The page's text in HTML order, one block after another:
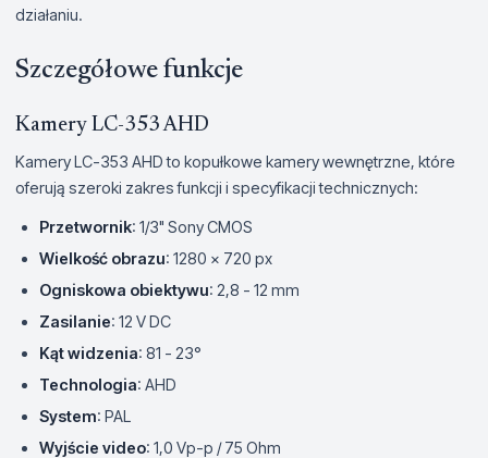
działaniu.
Szczegółowe funkcje
Kamery LC-353 AHD
Kamery LC-353 AHD to kopułkowe kamery wewnętrzne, które
oferują szeroki zakres funkcji i specyfikacji technicznych:
Przetwornik: 1/3" Sony CMOS
Wielkość obrazu: 1280 x 720 px
Ogniskowa obiektywu: 2,8 - 12 mm
Zasilanie: 12 V DC
Kąt widzenia: 81 - 23°
Technologia: AHD
System: PAL
Wyjście video: 1,0 Vp-p / 75 Ohm